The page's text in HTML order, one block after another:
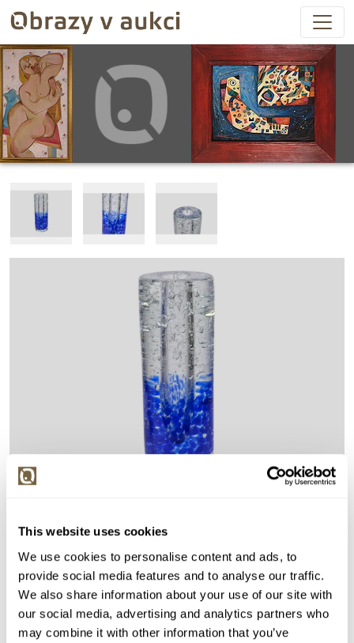
This website uses cookies
We use cookies to personalise content and ads, to
provide social media features and to analyse our traffic.
We also share information about your use of our site with
our social media, advertising and analytics partners who
may combine it with other information that you’ve
Detail položky
> Zobrazit detail položky a informace o autorovi